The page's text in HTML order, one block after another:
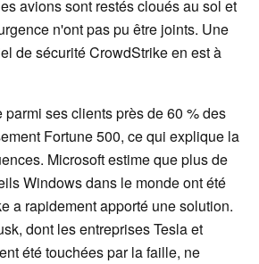
avions sont restés cloués au sol et
n'ont pas pu être joints. Une
de sécurité CrowdStrike en est à
ses clients près de 60 % des
Fortune 500, ce qui explique la
Microsoft estime que plus de
Windows dans le monde ont été
a rapidement apporté une solution.
dont les entreprises Tesla et
été touchées par la faille, ne